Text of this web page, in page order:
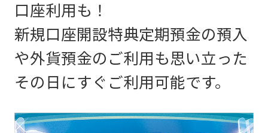
口座利用も！
新規口座開設特典定期預金の預入
や外貨預金のご利用も思い立った
その日にすぐご利用可能です。